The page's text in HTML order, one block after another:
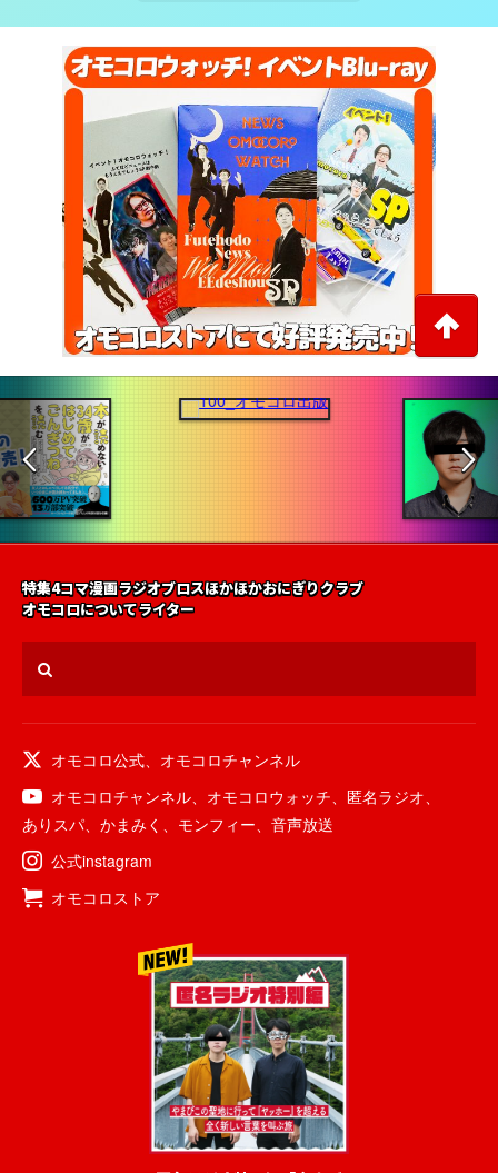
特集4コマ漫画ラジオブロスほかほかおにぎりクラブ
オモコロについてライター
オモコロ公式
オモコロチャンネル
オモコロチャンネル
オモコロウォッチ 匿名ラジオ
ありスパ
かまみく モンフィー
音声放送
公式instagram
オモコロストア